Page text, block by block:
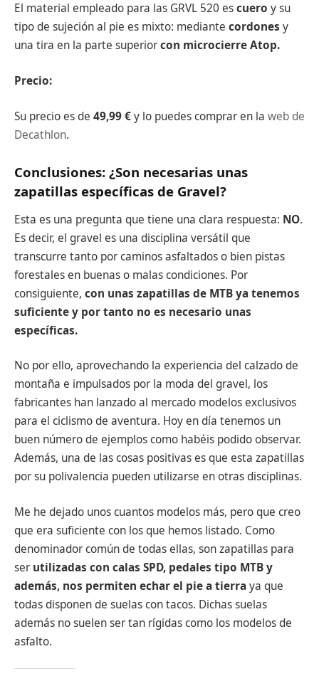
El material empleado para las GRVL 520 escuero y su
tipo de sujeción al pie es mixto: mediante cordones y
una tira en la parte superiorcon microcierre Atop.
Precio:
Su precio es de 49,99 €y lo puedes comprar en la web de
Decathlon.
Conclusiones: ¿Son necesarias unas
zapatillas específicas de Gravel?
Esta es una pregunta que tiene una clara respuesta: NO.
Es decir, el gravel es una disciplina versátil que
transcurre tanto por caminos asfaltados o bien pistas
forestales en buenas o malas condiciones. Por
consiguiente, con unas zapatillas de MTB ya tenemos
suficiente y por tanto no es necesario unas
específicas.
No por ello, aprovechando la experiencia del calzado de
montaña e impulsados por la moda del gravel, los
fabricantes han lanzado al mercado modelos exclusivos
para el ciclismo de aventura. Hoy en día tenemos un
buen número de ejemplos como habéis podido observar.
Además, una de las cosas positivas es que esta zapatillas
por su polivalencia pueden utilizarse en otras disciplinas.
Me he dejado unos cuantos modelos más, pero que creo
que era suficiente con los que hemos listado. Como
denominador común de todas ellas, son zapatillas para
ser utilizadas con calas SPD, pedales tipo MTB y
además, nos permiten echar el pie a tierraya que
todas disponen de suelas con tacos. Dichas suelas
además no suelen ser tan rígidas como los modelos de
asfalto.